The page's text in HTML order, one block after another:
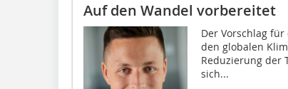
Auf den Wandel vorbereitet
Der Vorschlag
den globalen
Reduzierung der
sich...